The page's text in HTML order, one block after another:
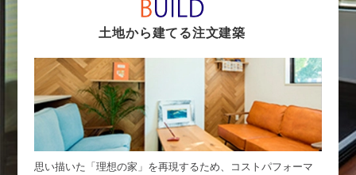
土地から建てる注文建築
思い描いた「理想の家」を再現するため、コストパフォーマ